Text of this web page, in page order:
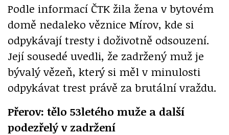
Podle informací ČTK žila žena v bytovém
domě nedaleko věznice Mírov, kde si
odpykávají tresty i doživotně odsouzení.
Její sousedé uvedli, že zadržený muž je
bývalý vězeň, který si měl v minulosti
odpykávat trest právě za brutální vraždu.
Přerov: tělo 53letého muže a další
podezřelý v zadržení